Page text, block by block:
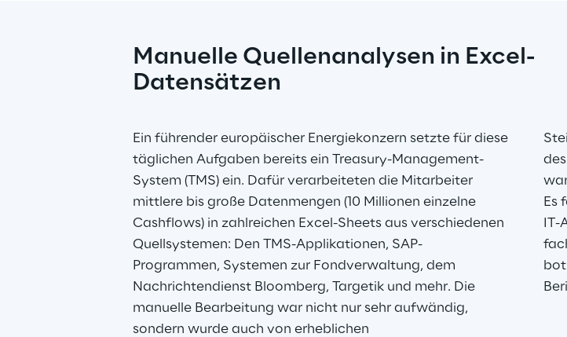
Manuelle Quellenanalysen in Excel-
Datensätzen
Ein führender europäischer Energiekonzern setzte für diese
täglichen Aufgaben bereits ein Treasury-Management-
System (TMS) ein. Dafür verarbeiteten die Mitarbeiter
mittlere bis große Datenmengen (10 Millionen einzelne
Cashflows) in zahlreichen Excel-Sheets aus verschiedenen
Quellsystemen: Den TMS-Applikationen, SAP-
Programmen, Systemen zur Fondverwaltung, dem
Nachrichtendienst Bloomberg, Targetik und mehr. Die
manuelle Bearbeitung war nicht nur sehr aufwändig,
sondern wurde auch von erheblichen
Es